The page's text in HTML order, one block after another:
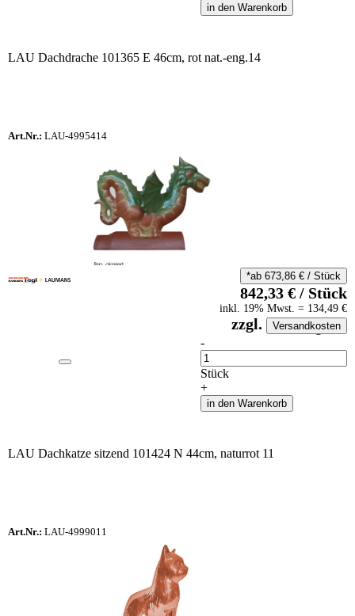
in den Warenkorb
LAU Dachdrache 101365 E 46cm, rot nat.-eng.14
Art.Nr.: LAU-4995414
auf Anfrageliste
-
Anzahl
Stück
+
in den Warenkorb
*ab 673,86 €/ Stück
842,33 €/ Stück
inkl. 19% Mwst. = 134,49 €
zzgl. Versandkosten
LAU Dachkatze sitzend 101424 N 44cm, naturrot 11
Art.Nr.: LAU-4999011